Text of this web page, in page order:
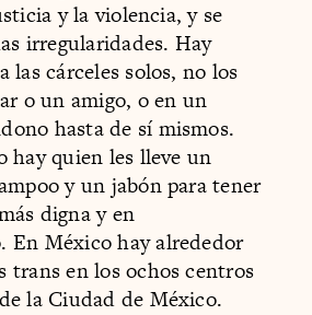
y la violencia, y se
irregularidades. Hay
las cárceles solos, no los
o un amigo, o en un
hasta de sí mismos.
hay quien les lleve un
y un jabón para tener
digna y en
En México hay alrededor
trans en los ochos centros
la Ciudad de México.